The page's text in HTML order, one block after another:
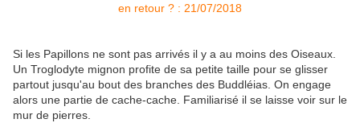
Si les Papillons ne sont pas arrivés il y a au moins des Oiseaux.
Un Troglodyte mignon profite de sa petite taille pour se glisser
partout jusqu'au bout des branches des Buddléias. On engage
alors une partie de cache-cache. Familiarisé il se laisse voir sur le
mur de pierres.